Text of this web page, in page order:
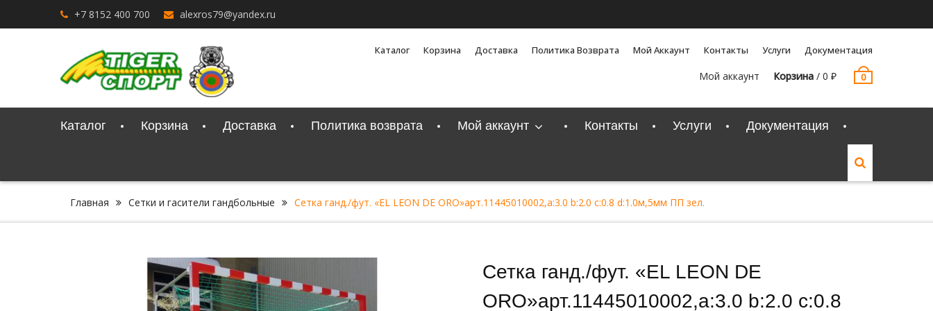
+7 8152 400 700 alexros79@yandex.ru
Каталог Корзина Доставка Политика Возврата Мой Аккаунт Контакты Услуги Документация
Мой аккаунт Корзина / 0 ₽ 0
Каталог Корзина Доставка Политика возврата Мой аккаунт Контакты Услуги Документация
Главная Сетки и гасители гандбольные Сетка ганд./фут. «EL LEON DE ORO»арт.11445010002,a:3.0 b:2.0 c:0.8 d:1.0м,5мм ПП зел.
Сетка ганд./фут. «EL LEON DE
ORO»арт.11445010002,a:3.0 b:2.0 c:0.8